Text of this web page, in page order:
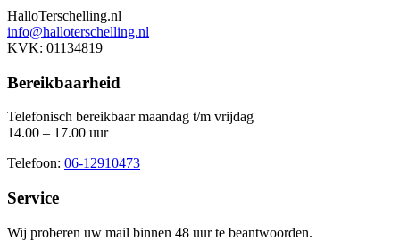
HalloTerschelling.nl
info@halloterschelling.nl
KVK: 01134819
Bereikbaarheid
Telefonisch bereikbaar maandag t/m vrijdag
14.00 – 17.00 uur
Telefoon: 06-12910473
Service
Wij proberen uw mail binnen 48 uurte beantwoorden.